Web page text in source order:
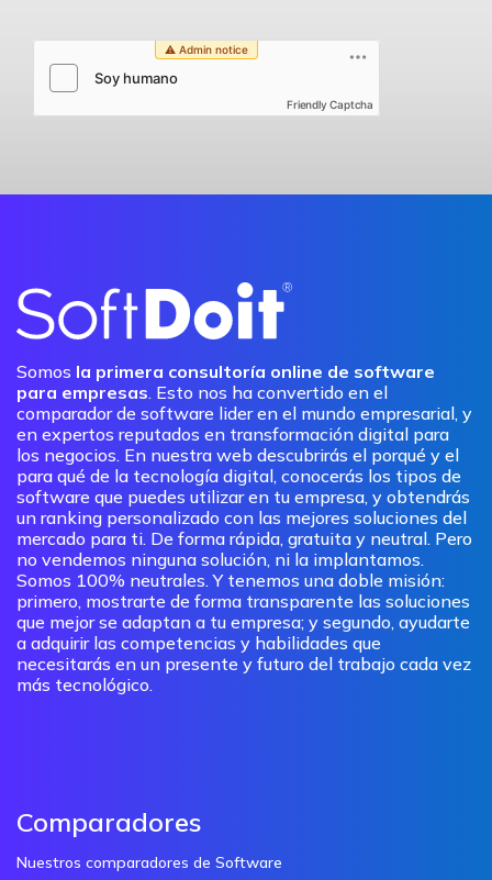
Friendly Captcha
Somos la primera consultoría online de software
para empresas. Esto nos ha convertido en el
comparador de software lider en el mundo empresarial, y
en expertos reputados en transformación digital para
los negocios. En nuestra web descubrirás el porqué y el
para qué de la tecnología digital, conocerás los tipos de
software que puedes utilizar en tu empresa, y obtendrás
un ranking personalizado con las mejores soluciones del
mercado para ti. De forma rápida, gratuita y neutral. Pero
no vendemos ninguna solución, ni la implantamos.
Somos 100% neutrales. Y tenemos una doble misión:
primero, mostrarte de forma transparente las soluciones
que mejor se adaptan a tu empresa; y segundo, ayudarte
a adquirir las competencias y habilidades que
necesitarás en un presente y futuro del trabajo cada vez
más tecnológico.
Comparadores
Nuestros comparadores de Software